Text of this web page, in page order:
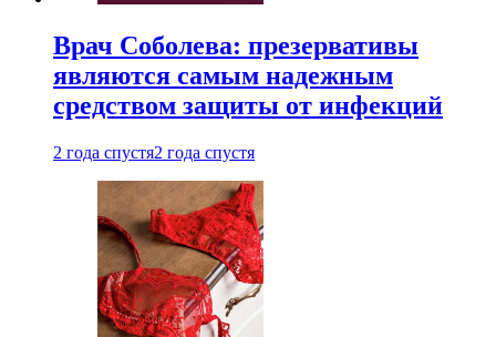
Врач Соболева: презервативы
являются самым надежным
средством защиты от инфекций
2 года спустя2 года спустя